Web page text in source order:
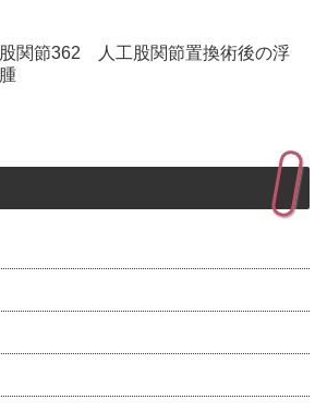
股関節362 人工股関節置換術後の浮
腫